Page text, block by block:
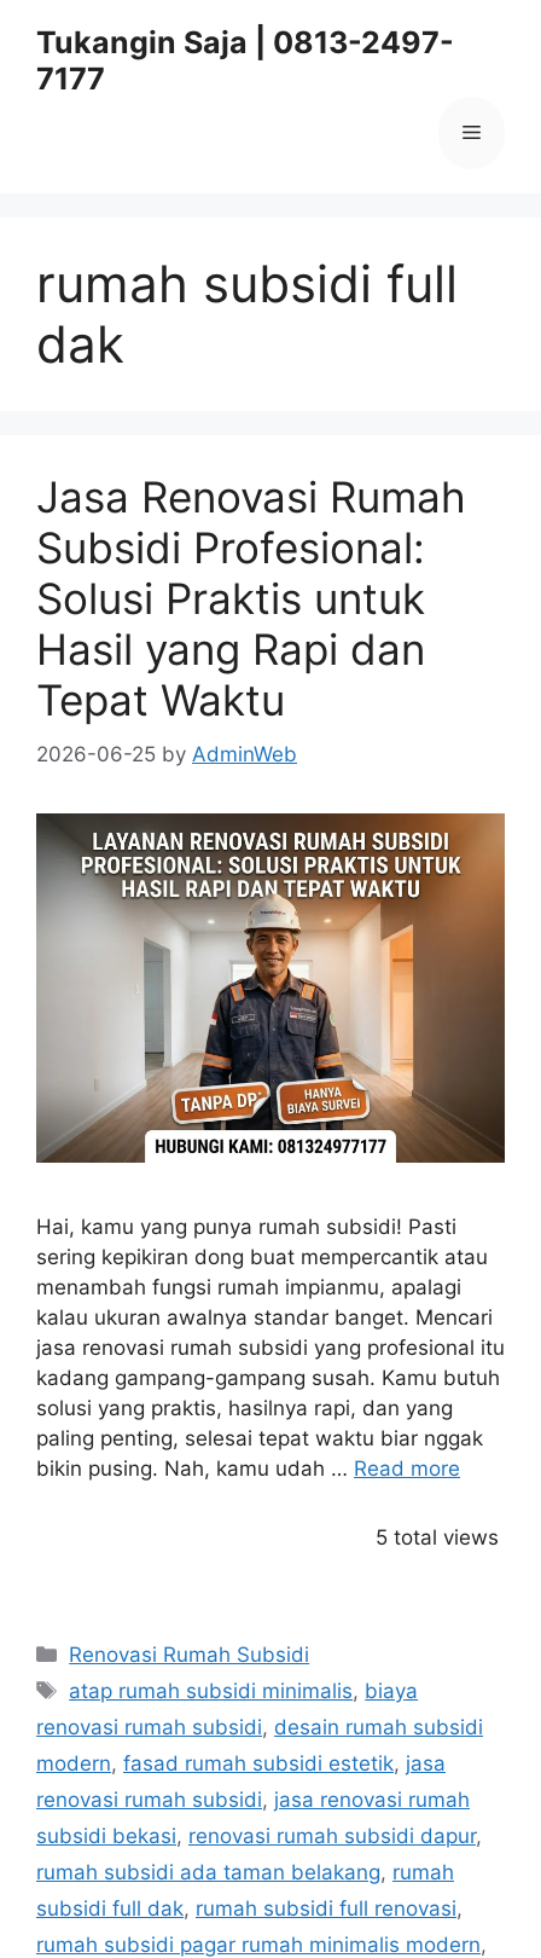
content
Tukangin Saja | 0813-2497-
7177
Menu
rumah subsidi full
dak
Jasa Renovasi Rumah
Subsidi Profesional:
Solusi Praktis untuk
Hasil yang Rapi dan
Tepat Waktu
2026-06-25 by AdminWeb
Hai, kamu yang punya rumah subsidi! Pasti
sering kepikiran dong buat mempercantik atau
menambah fungsi rumah impianmu, apalagi
kalau ukuran awalnya standar banget. Mencari
jasa renovasi rumah subsidi yang profesional itu
kadang gampang-gampang susah. Kamu butuh
solusi yang praktis, hasilnya rapi, dan yang
paling penting, selesai tepat waktu biar nggak
bikin pusing. Nah, kamu udah … Read more
5 total views
Categories
Renovasi Rumah Subsidi
Tags
atap rumah subsidi minimalis, biaya
renovasi rumah subsidi, desain rumah subsidi
modern, fasad rumah subsidi estetik, jasa
renovasi rumah subsidi, jasa renovasi rumah
subsidi bekasi, renovasi rumah subsidi dapur,
rumah subsidi ada taman belakang, rumah
subsidi full dak, rumah subsidi full renovasi,
rumah subsidi pagar rumah minimalis modern,